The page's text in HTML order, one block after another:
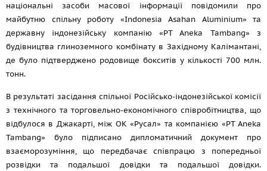
національні засоби масової інформації повідомили про
майбутню спільну роботу «Indonesia Asahan Aluminium» та
державну індонезійську компанію «PT Aneka Tambang» з
будівництва глиноземного комбінату в Західному Калімантані,
де було підтверджено родовище бокситів у кількості 700 млн.
тонн.
В результаті засідання спільної Російсько-індонезійської комісії
з технічного та торговельно-економічного співробітництва, що
відбулося в Джакарті, між ОК «Русал» та компанією «PT Aneka
Tambang» було підписано дипломатичний документ про
взаєморозуміння, що передбачає співпрацю з попередньої
розвідки та подальшої довідки та подальшої довідки.